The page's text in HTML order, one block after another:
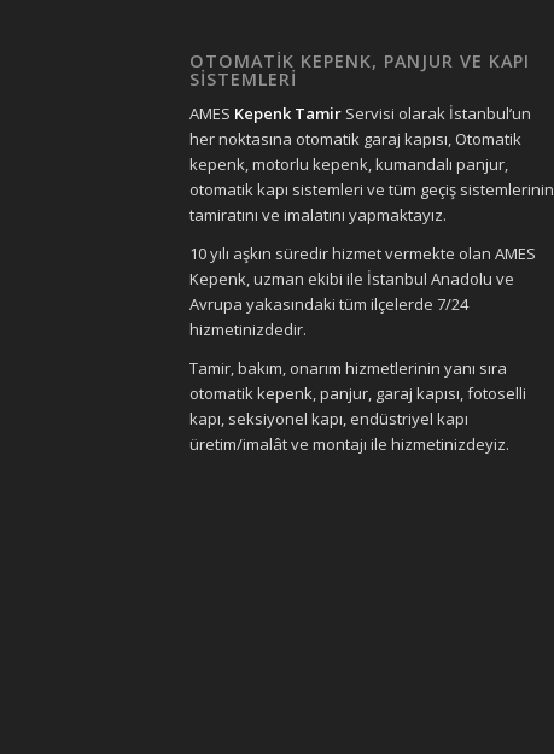
OTOMATİK KEPENK, PANJUR VE KAPI
SİSTEMLERİ
AMES Kepenk Tamir Servisi olarak İstanbul’un
her noktasına otomatik garaj kapısı, Otomatik
kepenk, motorlu kepenk, kumandalı panjur,
otomatik kapı sistemleri ve tüm geçiş sistemlerinin
tamiratını ve imalatını yapmaktayız.
10 yılı aşkın süredir hizmet vermekte olan AMES
Kepenk, uzman ekibi ile İstanbul Anadolu ve
Avrupa yakasındaki tüm ilçelerde 7/24
hizmetinizdedir.
Tamir, bakım, onarım hizmetlerinin yanı sıra
otomatik kepenk, panjur, garaj kapısı, fotoselli
kapı, seksiyonel kapı, endüstriyel kapı
üretim/imalât ve montajı ile hizmetinizdeyiz.